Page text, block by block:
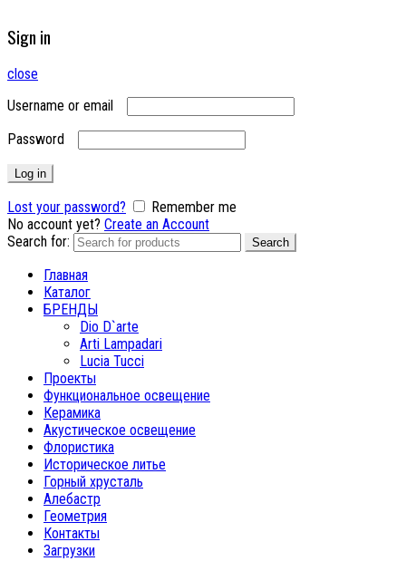
Sign in
close
Username or email
Password
Log in
Lost your password?
Remember me
No account yet? Create an Account
Search for:
Search
Главная
Каталог
БРЕНДЫ
Dio D`arte
Arti Lampadari
Lucia Tucci
Проекты
Функциональное освещение
Керамика
Акустическое освещение
Флористика
Историческое литье
Горный хрусталь
Алебастр
Геометрия
Контакты
Загрузки